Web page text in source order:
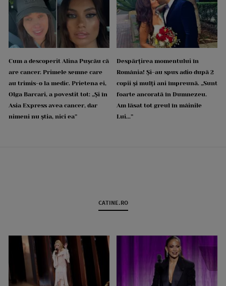
Cum a descoperit Alina Pușcău că
are cancer. Primele semne care
au trimis-o la medic. Prietena ei,
Olga Barcari, a povestit tot: „Și în
Asia Express avea cancer, dar
nimeni nu știa, nici ea”
Despărțirea momentului în
România! Și-au spus adio după 2
copii și mulți ani împreună. „Sunt
foarte ancorată în Dumnezeu.
Am lăsat tot greul în mâinile
Lui...”
CATINE.RO